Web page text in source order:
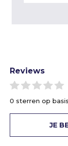
Reviews
0 sterren op
JE